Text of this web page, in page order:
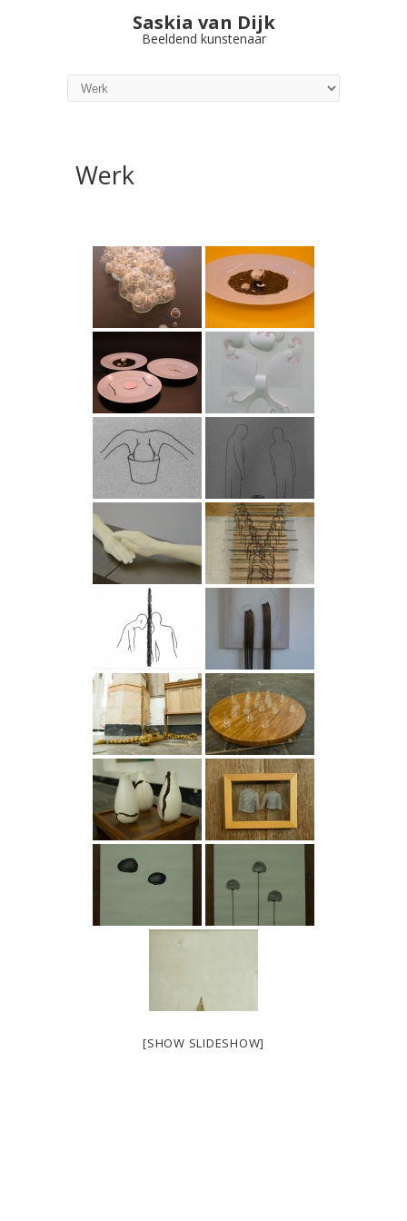
Saskia van Dijk
Beeldend kunstenaar
Werk
[SHOW SLIDESHOW]